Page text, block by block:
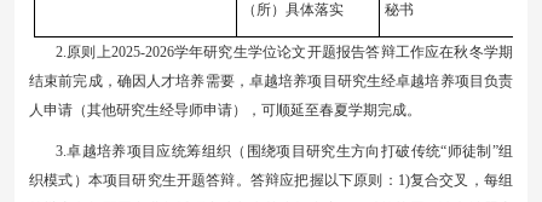
（所）具体落实
秘书
2.原则上2025-2026学年研究生学位论文开题报告答辩工作应在秋冬学期
结束前完成，确因人才培养需要，卓越培养项目研究生经卓越培养项目负责
人申请（其他研究生经导师申请），可顺延至春夏学期完成。
3.卓越培养项目应统筹组织（围绕项目研究生方向打破传统“师徒制”组
织模式）本项目研究生开题答辩。答辩应把握以下原则：1)复合交叉，每组